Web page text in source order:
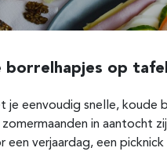
borrelhapjes op tafel
je eenvoudig snelle, koude
in aantocht
een verjaardag, een